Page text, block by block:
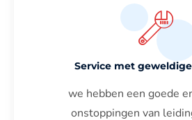
Service met
we hebben een goede
onstoppingen van